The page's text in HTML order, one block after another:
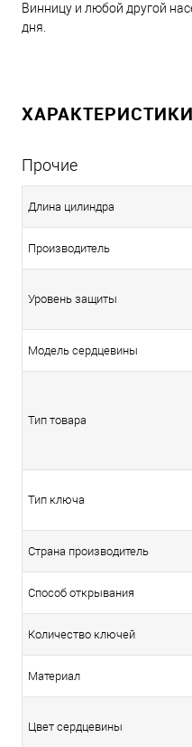
Винницу и любой другой
дня.
Прочие
Длина цилиндра
Производитель
Уровень защиты
Модель сердцевины
Тип товара
Тип ключа
Страна производитель
Способ открывания
Количество ключей
Материал
Цвет сердцевины